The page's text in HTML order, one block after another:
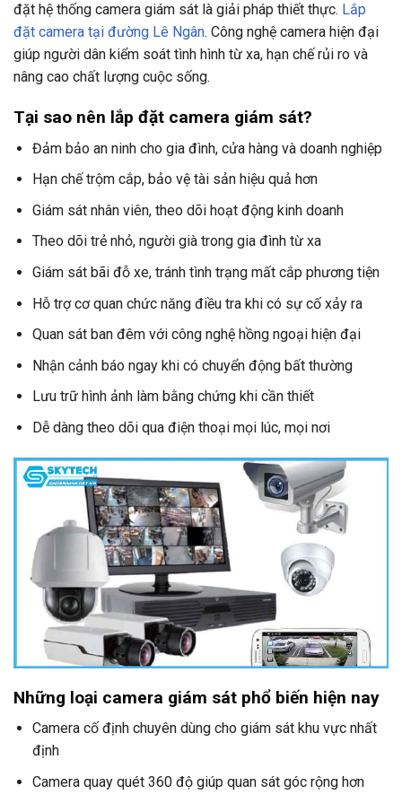
đặt hệ thống camera giám sát là giải pháp thiết thực. Lắp
đặt camera tại đường Lê Ngân. Công nghệ camera hiện đại
giúp người dân kiểm soát tình hình từ xa, hạn chế rủi ro và
nâng cao chất lượng cuộc sống.
Tại sao nên lắp đặt camera giám sát?
Đảm bảo an ninh cho gia đình, cửa hàng và doanh nghiệp
Hạn chế trộm cắp, bảo vệ tài sản hiệu quả hơn
Giám sát nhân viên, theo dõi hoạt động kinh doanh
Theo dõi trẻ nhỏ, người già trong gia đình từ xa
Giám sát bãi đỗ xe, tránh tình trạng mất cắp phương tiện
Hỗ trợ cơ quan chức năng điều tra khi có sự cố xảy ra
Quan sát ban đêm với công nghệ hồng ngoại hiện đại
Nhận cảnh báo ngay khi có chuyển động bất thường
Lưu trữ hình ảnh làm bằng chứng khi cần thiết
Dễ dàng theo dõi qua điện thoại mọi lúc, mọi nơi
Những loại camera giám sát phổ biến hiện nay
Camera cố định chuyên dùng cho giám sát khu vực nhất
định
Camera quay quét 360 độ giúp quan sát góc rộng hơn